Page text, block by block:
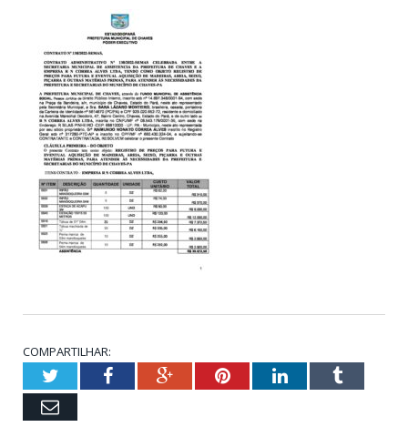
COMPARTILHAR:
TwitterFacebookGoogle+PinterestLinkedInTumblr
Email